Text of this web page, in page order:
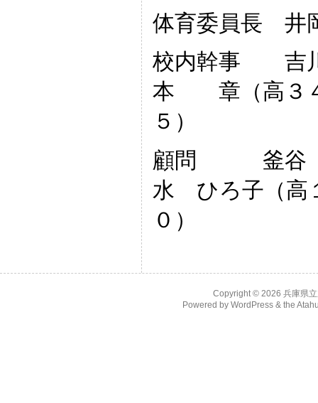
体育委員長 井
校内幹事 吉
本 章（高３
５）
顧問 釜谷
水 ひろ子（
０）
Copyright © 2026 兵庫県
Powered by WordPress & the